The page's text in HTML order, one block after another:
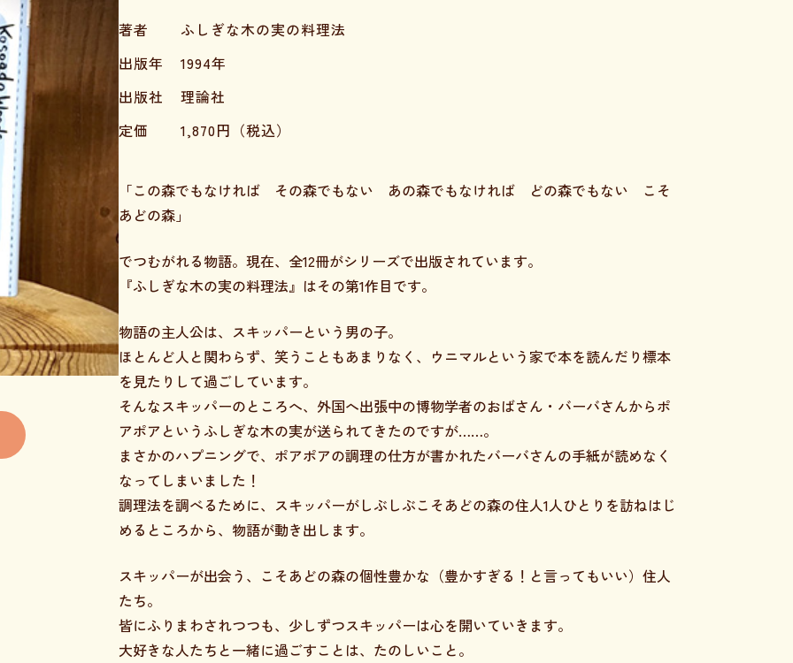
著者
ふしぎな木の実の料理法
出版年
1994年
出版社
理論社
定価
1,870円（税込）
「この森でもなければ その森でもない あの森でもなければ どの森でもない こそ
あどの森」
でつむがれる物語。現在、全12冊がシリーズで出版されています。
『ふしぎな木の実の料理法』はその第1作目です。
物語の主人公は、スキッパーという男の子。
ほとんど人と関わらず、笑うこともあまりなく、ウニマルという家で本を読んだり標本
を見たりして過ごしています。
そんなスキッパーのところへ、外国へ出張中の博物学者のおばさん・バーバさんからポ
アポアというふしぎな木の実が送られてきたのですが……。
まさかのハプニングで、ポアポアの調理の仕方が書かれたバーバさんの手紙が読めなく
なってしまいました！
調理法を調べるために、スキッパーがしぶしぶこそあどの森の住人1人ひとりを訪ねはじ
めるところから、物語が動き出します。
スキッパーが出会う、こそあどの森の個性豊かな（豊かすぎる！と言ってもいい）住人
たち。
皆にふりまわされつつも、少しずつスキッパーは心を開いていきます。
大好きな人たちと一緒に過ごすことは、たのしいこと。